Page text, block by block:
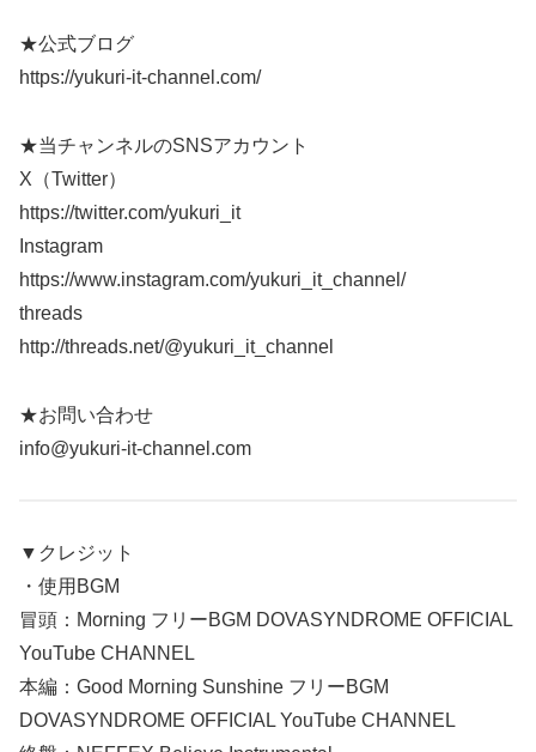
★公式ブログ
https://yukuri-it-channel.com/
★当チャンネルのSNSアカウント
X（Twitter）
https://twitter.com/yukuri_it
Instagram
https://www.instagram.com/yukuri_it_channel/
threads
http://threads.net/@yukuri_it_channel
★お問い合わせ
info@yukuri-it-channel.com
▼クレジット
・使用BGM
冒頭：Morning フリーBGM DOVASYNDROME OFFICIAL
YouTube CHANNEL
本編：Good Morning Sunshine フリーBGM
DOVASYNDROME OFFICIAL YouTube CHANNEL